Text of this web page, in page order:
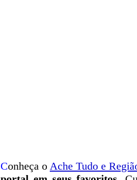
Conheça o Ache Tudo e